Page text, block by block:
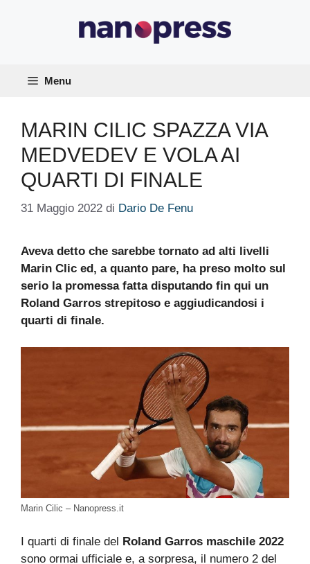
Menu
MARIN CILIC SPAZZA VIA
MEDVEDEV E VOLA AI
QUARTI DI FINALE
31 Maggio 2022 di Dario De Fenu
Aveva detto che sarebbe tornato ad alti livelli
Marin Clic ed, a quanto pare, ha preso molto sul
serio la promessa fatta disputando fin qui un
Roland Garros strepitoso e aggiudicandosi i
quarti di finale.
Marin Cilic – Nanopress.it
I quarti di finale del Roland Garros maschile 2022
sono ormai ufficiale e, a sorpresa, il numero 2 del